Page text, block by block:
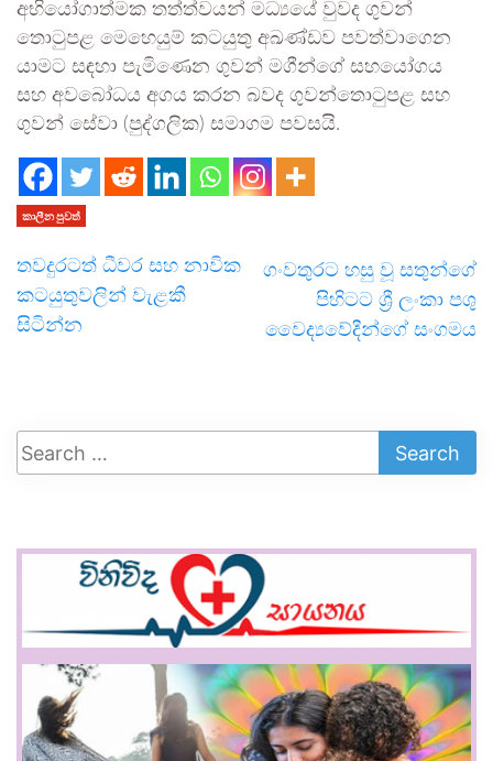
අභියෝගාත්මක තත්ත්වයන් මධ්‍යයේ වුවද ගුවන්
තොටුපළ මෙහෙයුම් කටයුතු අඛණ්ඩව පවත්වාගෙන
යාමට සඳහා පැමිණෙන ගුවන් මගීන්ගේ සහයෝගය
සහ අවබෝධය අගය කරන බවද ගුවන්තොටුපළ සහ
ගුවන් සේවා (පුද්ගලික) සමාගම පවසයි.
කාලීන පුවත්
තවදුරටත් ධීවර සහ නාවික
කටයුතුවලින් වැළකී
සිටින්න
ගංවතුරට හසු වූ සතුන්ගේ
පිහිටට ශ්‍රී ලංකා පශු
වෛද්‍යවේදීන්ගේ සංගමය